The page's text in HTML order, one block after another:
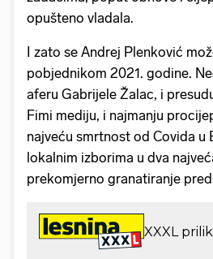
opušteno vladala.
I zato se Andrej Plenković
pobjednikom 2021. godine.
aferu Gabrijele Žalac, i
Fimi mediju, i najmanju
najveću smrtnost od Covida u
lokalnim izborima u dva
prekomjerno granatiranje